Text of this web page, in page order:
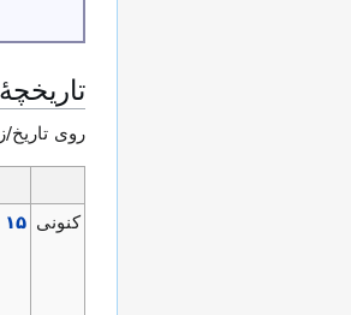
روی تاریخ/
کنونی ‏۱۵ نوامبر ۲۰۱۳، ساعت ۱۷:۲۲